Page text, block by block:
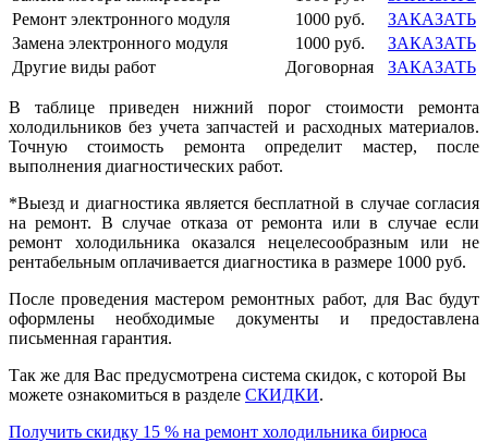
Ремонт электронного модуля
1000 руб.
ЗАКАЗАТЬ
Замена электронного модуля
1000 руб.
ЗАКАЗАТЬ
Другие виды работ
Договорная ЗАКАЗАТЬ
В таблице приведен нижний порог стоимости ремонта
холодильников без учета запчастей и расходных материалов.
Точную стоимость ремонта определит мастер, после
выполнения диагностических работ.
*Выезд и диагностика является бесплатной в случае согласия
на ремонт. В случае отказа от ремонта или в случае если
ремонт холодильника оказался нецелесообразным или не
рентабельным оплачивается диагностика в размере 1000 руб.
После проведения мастером ремонтных работ, для Вас будут
оформлены необходимые документы и предоставлена
письменная гарантия.
Так же для Вас предусмотрена система скидок, с которой Вы
можете ознакомиться в разделе СКИДКИ.
Получить скидку 15 % на ремонт холодильника бирюса